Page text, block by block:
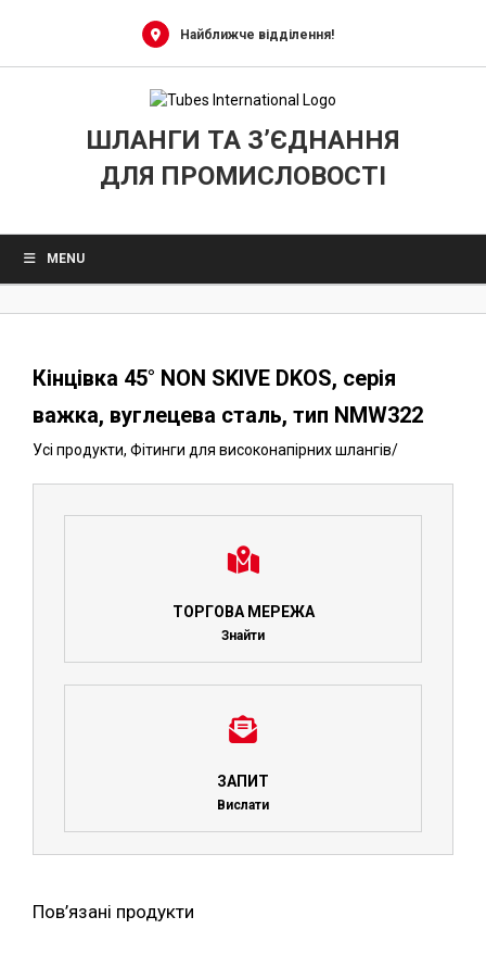
Найближче відділення!
ШЛАНГИ ТА З’ЄДНАННЯ
ДЛЯ ПРОМИСЛОВОСТІ
MENU
Кінцівка 45° NON SKIVE DKOS, серія
важка, вуглецева сталь, тип NMW322
Усі продукти, Фітинги для високонапірних шлангів/
ТОРГОВА МЕРЕЖА
Знайти
ЗАПИТ
Вислати
Пов’язані продукти